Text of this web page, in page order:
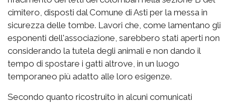
cimitero, disposti dal Comune di Asti per la messa in
sicurezza delle tombe. Lavori che, come lamentano gli
esponenti dell'associazione, sarebbero stati aperti non
considerando la tutela degli animali e non dando il
tempo di spostare i gatti altrove, in un luogo
temporaneo più adatto alle loro esigenze.
Secondo quanto ricostruito in alcuni comunicati